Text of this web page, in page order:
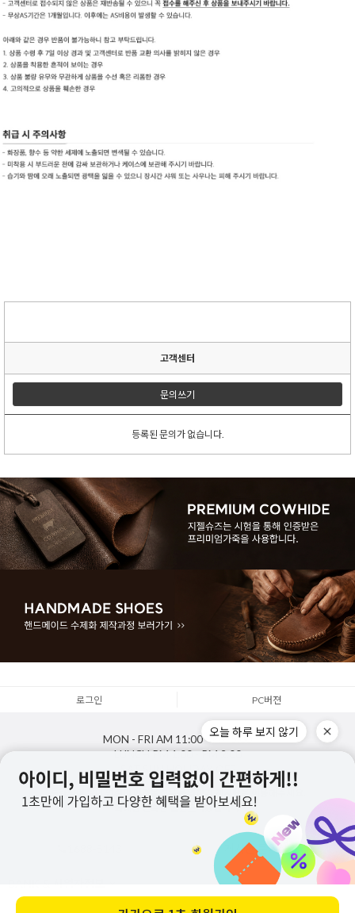
고객센터
문의쓰기
등록된 문의가 없습니다.
로그인 PC버젼
MON - FRI AM 11:00 - PM 5:00
LUNCHPM 1:00 - PM 2:00
SAT,SUN,HOLIDAY OFF
통화량이 많아 연결이 어려울경우 문의하기 게시판을 이용해주세요.
최대한 신속한 답변드리겠습니다.
게시판 문의하기
오늘 하루 보지 않기